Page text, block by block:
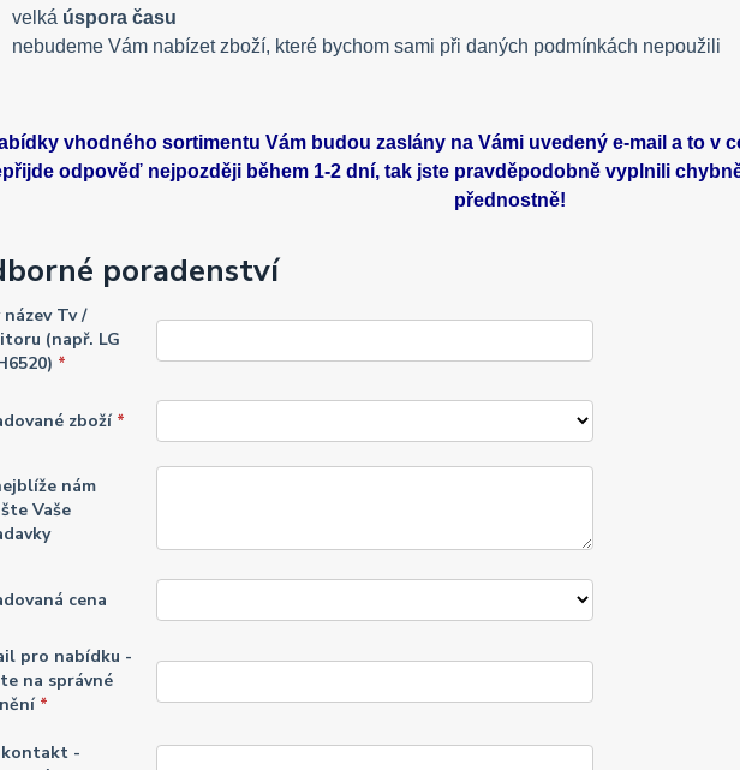
velká úspora času
nebudeme Vám nabízet zboží, které bychom sami při daných podmínkách nepoužili
vhodného sortimentu Vám budou zaslány na Vámi uvedený e-mail a to v
odpověď nejpozději během 1-2 dní, tak jste pravděpodobně vyplnili
přednostně!
poradenství
název Tv /
(např. LG
*
zboží *
nám
Vaše
cena
pro nabídku -
na správné
*
-